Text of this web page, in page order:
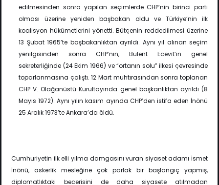
edilmesinden sonra yapılan seçimlerde CHP’nin birinci parti
olması üzerine yeniden başbakan oldu ve Türkiye’nin ilk
koalisyon hükümetlerini yönetti. Bütçenin reddedilmesi üzerine
13 Şubat 1965’te başbakanlıktan ayrıldı. Aynı yıl alınan seçim
yenilgisinden sonra CHP’nin, Bülent Ecevit’in genel
sekreterliğinde (24 Ekim 1966) ve “ortanın solu” ilkesi çevresinde
toparlanmasına çalıştı. 12 Mart muhtırasından sonra toplanan
CHP V. Olağanüstü Kurultayında genel başkanlıktan ayrıldı (8
Mayıs 1972). Aynı yılın kasım ayında CHP’den istifa eden İnönü
25 Aralık 1973’te Ankara’da öldü.
Cumhuriyetin ilk elli yılma damgasını vuran siyaset adamı İsmet
İnönü, askerlik mesleğine çok parlak bir başlangıç yapmış,
diplomatlıktaki becerisini de daha siyasete atılmadan